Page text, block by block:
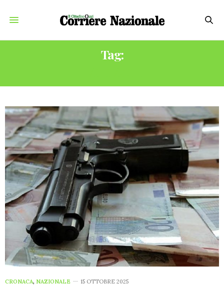
Tag:
CRONACA, NAZIONALE 15 OTTOBRE 2025